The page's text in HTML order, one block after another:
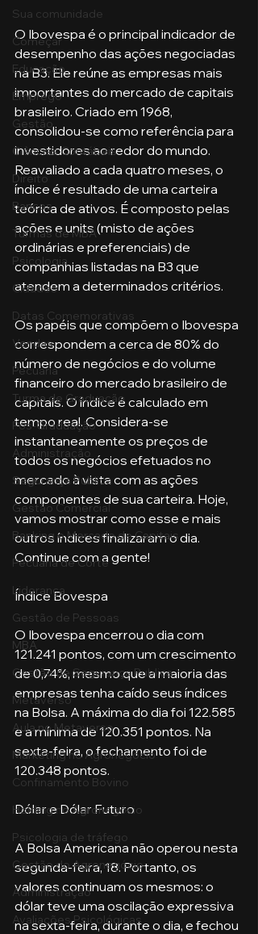
Sua comunidade
Começar
Educação
Emprego
Gestão
Ciências Contábeis
Direito
Bancos
Turmas de MBA
Psicologia
Cidades
Datas Comemorativas
Vendas
Pecuária
Turma de Graduação
Pós-Graduação
Administração
Segurança Publica
Gestão Comercial
Banking e Mercado de Capitais
Pecuária de Corte
Liderança
Gestão de Pessoas
MBA
Gestão de Segurança Publica
Metaverso
Aula no Metaverso
Marketing no Agronegócio
Confinamento Bovino
Holding no Agronegócio
Psicologia de tráfego
Gestão do Agronegócio
Administração
Avaliações Psicológicas
O Ibovespa é o principal indicador de
desempenho das ações negociadas
na B3. Ele reúne as empresas mais
importantes do mercado de capitais
brasileiro. Criado em 1968,
consolidou-se como referência para
investidores ao redor do mundo.
Reavaliado a cada quatro meses, o
índice é resultado de uma carteira
teórica de ativos. É composto pelas
ações e units (misto de ações
ordinárias e preferenciais) de
companhias listadas na B3 que
atendem a determinados critérios.
Os papéis que compõem o Ibovespa
correspondem a cerca de 80% do
número de negócios e do volume
financeiro do mercado brasileiro de
capitais. O índice é calculado em
tempo real. Considera-se
instantaneamente os preços de
todos os negócios efetuados no
mercado à vista com as ações
componentes de sua carteira. Hoje,
vamos mostrar como esse e mais
outros índices finalizaram o dia.
Continue com a gente!
Índice Bovespa
O Ibovespa encerrou o dia com
121.241 pontos, com um crescimento
de 0,74%, mesmo que a maioria das
empresas tenha caído seus índices
na Bolsa. A máxima do dia foi 122.585
e a mínima de 120.351 pontos. Na
sexta-feira, o fechamento foi de
120.348 pontos.
Dólar e Dólar Futuro
A Bolsa Americana não operou nesta
segunda-feira, 18. Portanto, os
valores continuam os mesmos: o
dólar teve uma oscilação expressiva
na sexta-feira, durante o dia, e fechou